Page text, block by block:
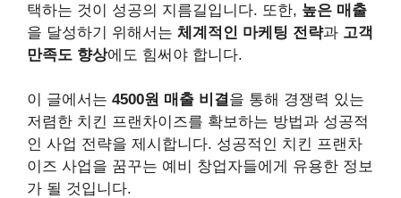
택하는 것이 성공의 지름길입니다. 또한, 높은 매출
을 달성하기 위해서는 체계적인 마케팅 전략과 고객
만족도 향상에도 힘써야 합니다.
이 글에서는 4500원 매출 비결을 통해 경쟁력 있는
저렴한 치킨 프랜차이즈를 확보하는 방법과 성공적
인 사업 전략을 제시합니다. 성공적인 치킨 프랜차
이즈 사업을 꿈꾸는 예비 창업자들에게 유용한 정보
가 될 것입니다.